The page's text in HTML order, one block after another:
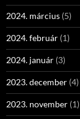
2024. március (5)
2024. február (1)
2024. január (3)
2023. december (4)
2023. november (1)